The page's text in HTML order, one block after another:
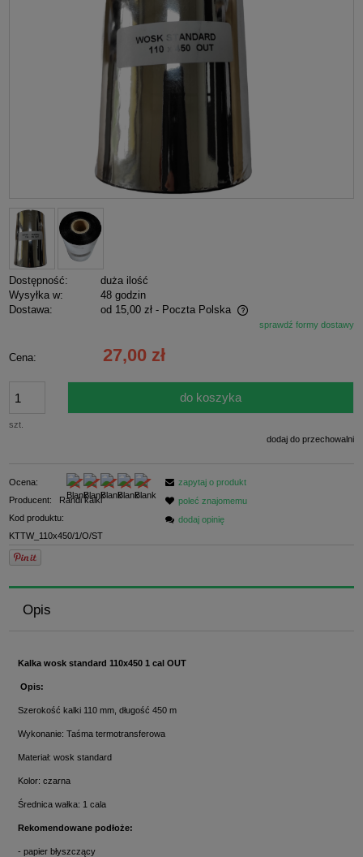
Dostępność:
duża ilość
Wysyłka w:
48 godzin
Dostawa:
od 15,00 zł - Poczta Polska
Cena nie zawiera ewentualnych kosztów płatnościsprawdź formy dostawy
Cena: 27,00 zł
szt.
do koszyka
dodaj do przechowalni
Ocena:
Producent:
Randi kalki
Kod produktu:
KTTW_110x450/1/O/ST
zapytaj o produkt
poleć znajomemu
dodaj opinię
Opis
Kalka wosk standard 110x450 1 cal OUT
Opis:
Szerokość kalki 110 mm, długość 450 m
Wykonanie: Taśma termotransferowa
Materiał: wosk standard
Kolor: czarna
Średnica wałka: 1 cala
Rekomendowane podłoże:
- papier błyszczący